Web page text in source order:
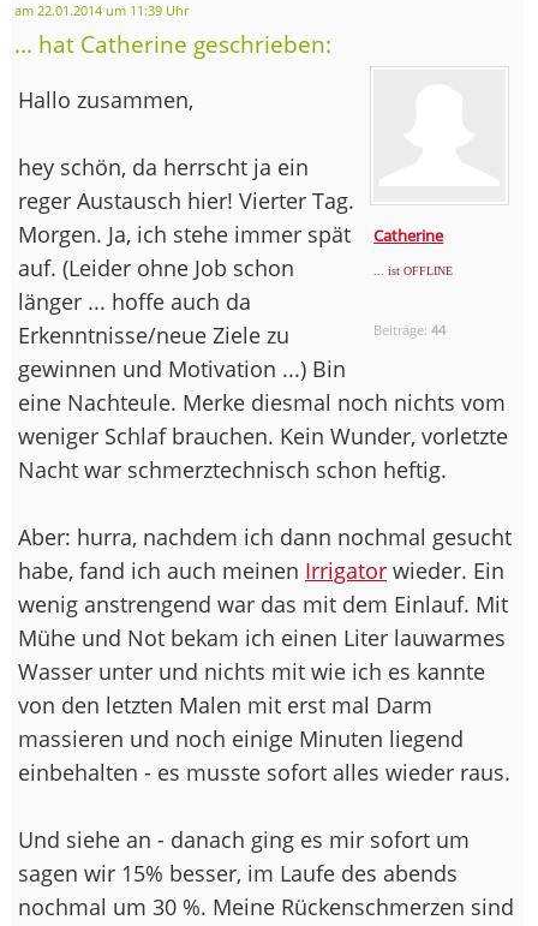
am 22.01.2014 um 11:39 Uhr
... hat Catherine geschrieben:
Catherine
... ist OFFLINE
Beiträge:44
Hallo zusammen,
hey schön, da herrscht ja ein
reger Austausch hier! Vierter Tag.
Morgen. Ja, ich stehe immer spät
auf. (Leider ohne Job schon
länger ... hoffe auch da
Erkenntnisse/neue Ziele zu
gewinnen und Motivation ...) Bin
eine Nachteule. Merke diesmal noch nichts vom
weniger Schlaf brauchen. Kein Wunder, vorletzte
Nacht war schmerztechnisch schon heftig.
Aber: hurra, nachdem ich dann nochmal gesucht
habe, fand ich auch meinen Irrigator wieder. Ein
wenig anstrengend war das mit dem Einlauf. Mit
Mühe und Not bekam ich einen Liter lauwarmes
Wasser unter und nichts mit wie ich es kannte
von den letzten Malen mit erst mal Darm
massieren und noch einige Minuten liegend
einbehalten - es musste sofort alles wieder raus.
Und siehe an - danach ging es mir sofort um
sagen wir 15% besser, im Laufe des abends
nochmal um 30 %. Meine Rückenschmerzen sind